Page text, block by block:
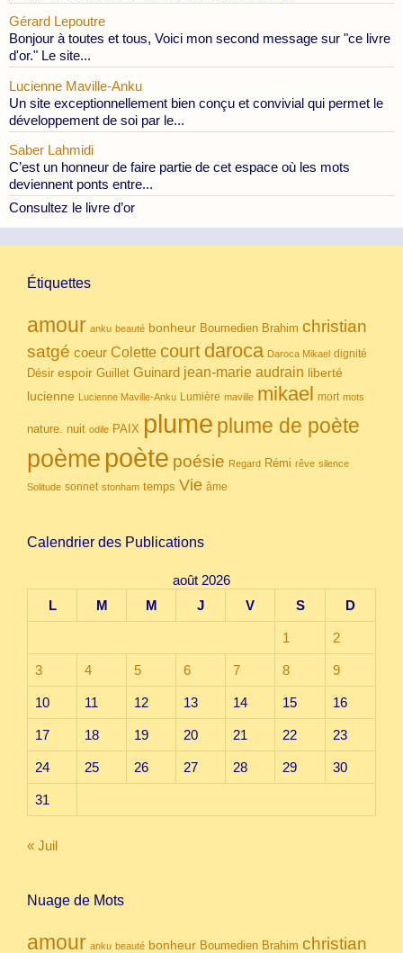
Gérard Lepoutre
Bonjour à toutes et tous, Voici mon second message sur "ce livre
d'or." Le site...
Lucienne Maville-Anku
Un site exceptionnellement bien conçu et convivial qui permet le
développement de soi par le...
Saber Lahmidi
C’est un honneur de faire partie de cet espace où les mots
deviennent ponts entre...
Consultez le livre d’or
Étiquettes
amour anku beauté bonheur Boumedien Brahim christian
satgé coeur Colette court daroca Daroca Mikael dignité
Désir espoir Guillet Guinard jean-marie audrain liberté
lucienne Lucienne Maville-Anku Lumière maville mikael mort mots
nature. nuit odile PAIX plume plume de poète
poème poète poésie Regard Rémi rêve silence
Solitude sonnet stonham temps Vie âme
Calendrier des Publications
août 2026
L
M M J V S D
1 2
3 4 5 6 7 8 9
10 11 12 13 14 15 16
17 18 19 20 21 22 23
24 25 26 27 28 29 30
31
« Juil
Nuage de Mots
amour anku beauté bonheur Boumedien Brahim christian